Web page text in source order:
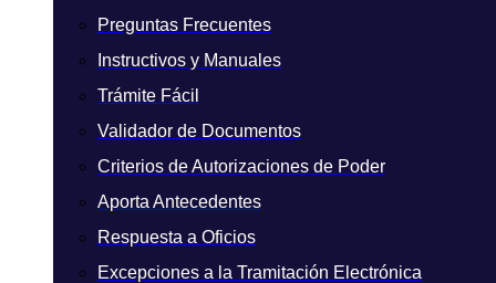
Preguntas Frecuentes
Instructivos y Manuales
Trámite Fácil
Validador de Documentos
Criterios de Autorizaciones de Poder
Aporta Antecedentes
Respuesta a Oficios
Excepciones a la Tramitación Electrónica